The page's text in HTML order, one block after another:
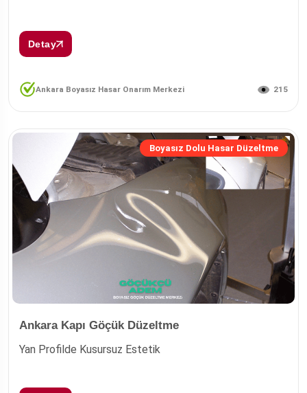
Detay
Ankara Boyasız Hasar Onarım Merkezi 215
Boyasız Dolu Hasar Düzeltme
Ankara Kapı Göçük Düzeltme
Yan Profilde Kusursuz Estetik